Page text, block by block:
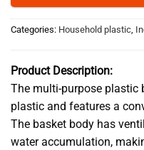
Categories: Household plastic
Product Description:
The multi-purpose plastic
plastic and features a
The basket body has
water accumulation,